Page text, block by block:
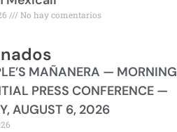
No hay comentarios
MAÑANERA — MORNING
PRESS CONFERENCE —
AUGUST 6, 2026